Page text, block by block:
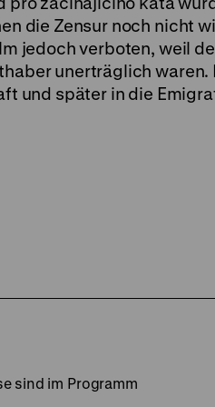
die Zensur noch nicht
jedoch verboten, weil
unerträglich waren.
und später in die
sind im Programm